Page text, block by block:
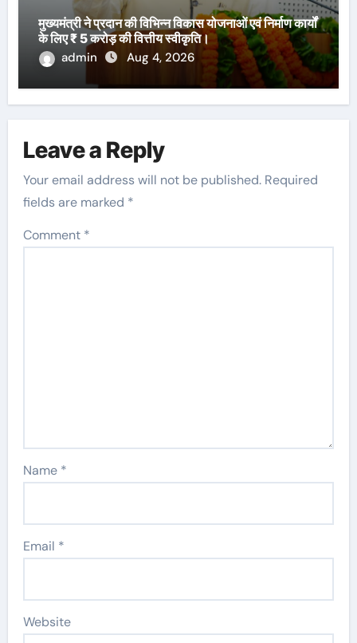
मुख्यमंत्री ने प्रदान की विभिन्न विकास योजनाओं एवं निर्माण कार्यों
के लिए ₹ 5 करोड़ की वित्तीय स्वीकृति।
admin
Aug 4, 2026
Leave a Reply
Your email address will not be published. Required
fields are marked *
Comment *
Name *
Email *
Website